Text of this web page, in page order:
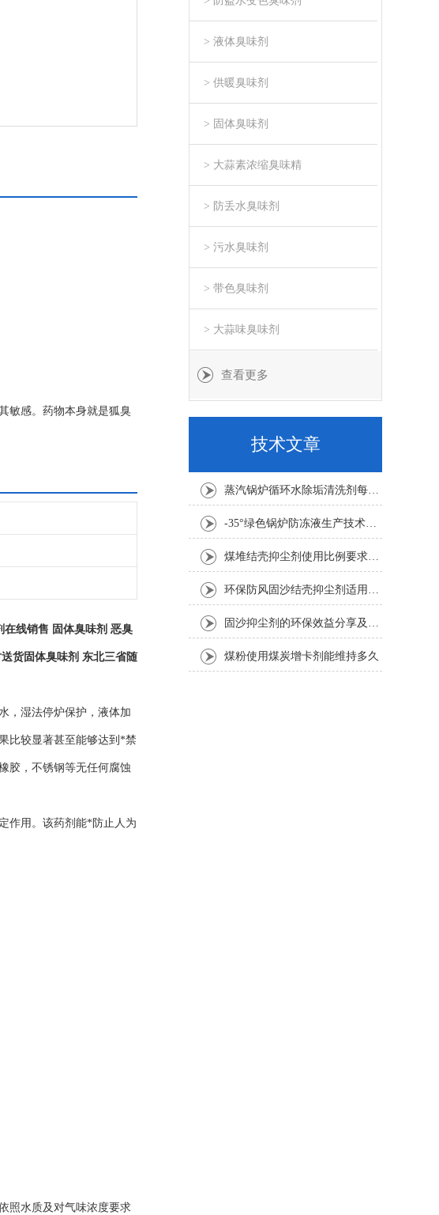
敏感。药物本身就是狐臭
在线销售 固体臭味剂 恶臭
货固体臭味剂 东北三省随
，湿法停炉保护，液体加
比较显著甚至能够达到*禁
胶，不锈钢等无任何腐蚀
作用。该药剂能*防止人为
照水质及对气味浓度要求
> 液体臭味剂
> 供暖臭味剂
> 固体臭味剂
> 大蒜素浓缩臭味精
> 防丢水臭味剂
> 污水臭味剂
> 带色臭味剂
> 大蒜味臭味剂
查看更多
技术文章
蒸汽锅炉循环水除垢清洗剂每吨水用量
-35°绿色锅炉防冻液生产技术要求
煤堆结壳抑尘剂使用比例要求1:100倍
环保防风固沙结壳抑尘剂适用要求
固沙抑尘剂的环保效益分享及其应用考虑因素介绍
煤粉使用煤炭增卡剂能维持多久